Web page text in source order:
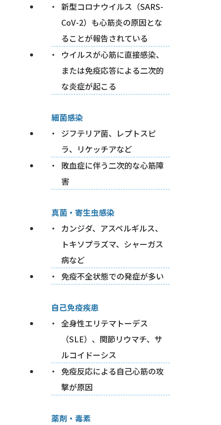
新型コロナウイルス（SARS-
CoV-2）も心筋炎の原因とな
ることが報告されている
ウイルスが心筋に直接感染、
または免疫応答による二次的
な炎症が起こる
細菌感染
ジフテリア菌、レプトスピ
ラ、リケッチアなど
敗血症に伴う二次的な心筋障
害
真菌・寄生虫感染
カンジダ、アスペルギルス、
トキソプラズマ、シャーガス
病など
免疫不全状態での発症が多い
自己免疫疾患
全身性エリテマトーデス
（SLE）、関節リウマチ、サ
ルコイドーシス
免疫反応による自己心筋の攻
撃が原因
薬剤・毒素